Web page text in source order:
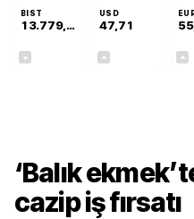
BIST
13.779,39
USD
47,71
‘Balık
cazip iş fırsatı